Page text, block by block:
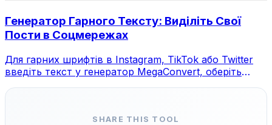
Генератор Гарного Тексту: Виділіть Свої
Пости в Соцмережах
Для гарних шрифтів в Instagram, TikTok або Twitter
введіть текст у генератор MegaConvert, оберіть
SHARE THIS TOOL